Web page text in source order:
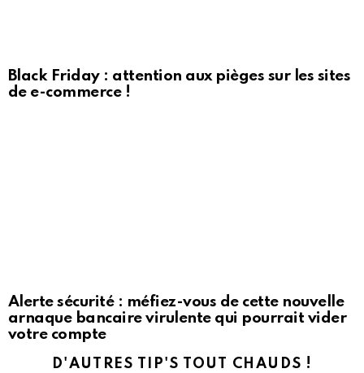
Black Friday : attention aux pièges sur les sites
de e-commerce !
Alerte sécurité : méfiez-vous de cette nouvelle
arnaque bancaire virulente qui pourrait vider
votre compte
D'AUTRES TIP'S TOUT CHAUDS !